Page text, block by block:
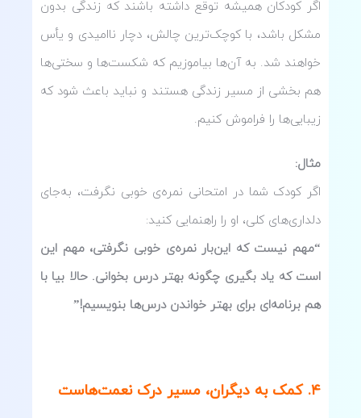
اگر کودکان همیشه توقع داشته باشند که زندگی بدون
مشکل باشد، با کوچک‌ترین چالش، دچار ناامیدی و یأس
خواهند شد. به آن‌ها بیاموزیم که شکست‌ها و سختی‌ها
هم بخشی از مسیر زندگی هستند و نباید باعث شود که
زیبایی‌ها را فراموش کنیم.
مثال:
اگر کودک شما در امتحانی نمره‌ی خوبی نگرفت، به‌جای
دلداری‌های کلی، او را راهنمایی کنید:
“مهم نیست که این‌بار نمره‌ی خوبی نگرفتی، مهم این
است که یاد بگیری چگونه بهتر درس بخوانی. حالا بیا با
هم برنامه‌ای برای بهتر خواندن درس‌ها بنویسیم!”
۴.کمک به دیگران، مسیر درک نعمت‌هاست